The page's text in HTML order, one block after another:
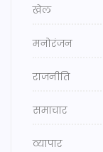
खेल
मनोरंजन
राजनीति
समाचार
व्यापार